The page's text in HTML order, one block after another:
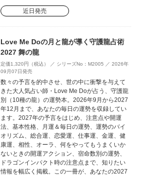
近日発売
Love Me Doの月と龍が導く守護龍占術
2027 舞の龍
定価1,320円（税込） ／ シリーズNo：M2005 ／ 2026年
09月07日発売
数々の予言を的中させ、世の中に衝撃を与えて
きた大人気占い師・Love Me Doが占う、守護龍
別（10種の龍）の運勢本。2026年9月から2027
年12月まで、あなたの毎日の運勢を収録してい
ます。2027年の予言をはじめ、注意点や開運
法、基本性格、月運＆毎日の運勢、運勢のバイ
オリズム、総合運、恋愛運、仕事運、金運、健
康運、相性、オーラ、何をやってもうまくいか
ないときの開運アクション、宿命数別の運勢、
ドラゴンインパクト時の注意点まで、知りたい
情報を幅広く掲載。この一冊が、あなたの2027